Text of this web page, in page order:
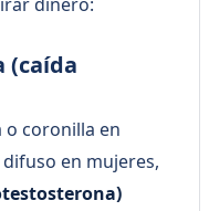
(caída
o coronilla en
en mujeres,